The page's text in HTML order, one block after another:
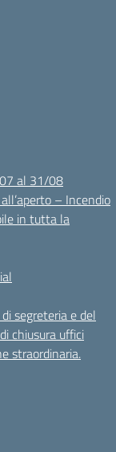
al 31/08
– Incendio
in tutta la
segreteria e del
chiusura uffici
straordinaria.